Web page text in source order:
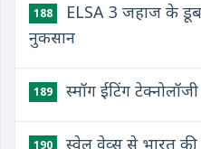
188
ELSA 3 जहाज के
नुकसान
189 स्मॉग ईटिंग टेक्नोलॉजी
190 स्वेल वेव्स से भारत की